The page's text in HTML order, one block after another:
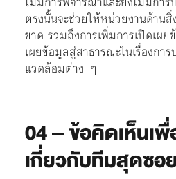
ตรงนั้นจะช่วยให้หน่วยงานด้าน
ขาด รวมถึงการเพิ่มการเปิดเผ
เผยข้อมูลสู่สาธารณะในเรื่องก
แวดล้อมต่าง ๆ
04 – ข้อคิดเห็นเ
เกี่ยวกับทีมสุดซอ